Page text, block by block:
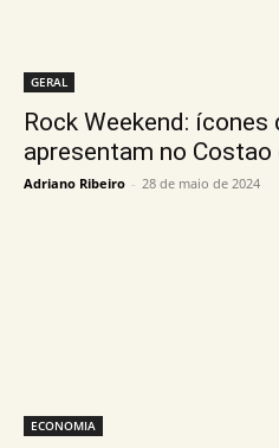
GERAL
Rock Weekend:
apresentam no Costao
Adriano Ribeiro - 28 de maio de 2024
ECONOMIA